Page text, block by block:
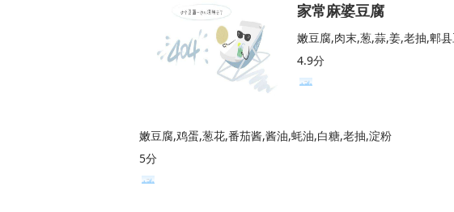
家常麻婆豆腐
嫩豆腐,肉末,葱,蒜,姜,老抽,郫
4.9分
嫩豆腐,鸡蛋,葱花,番茄酱,酱油,蚝油,白糖,老抽,淀粉
5分